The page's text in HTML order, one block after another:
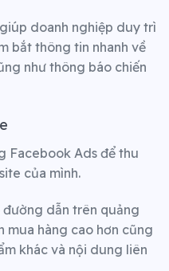
doanh nghiệp duy trì
bắt thông tin nhanh về
như thông báo chiến
Facebook Ads để thu
của mình.
dẫn trên quảng
mua hàng cao hơn cũng
khác và nội dung liên